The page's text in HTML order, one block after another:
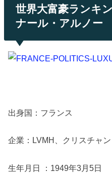
世界大富豪ランキ
ナール・アルノー
出身国：フランス
企業：LVMH、クリスチャ
生年月日 ：1949年3月5日